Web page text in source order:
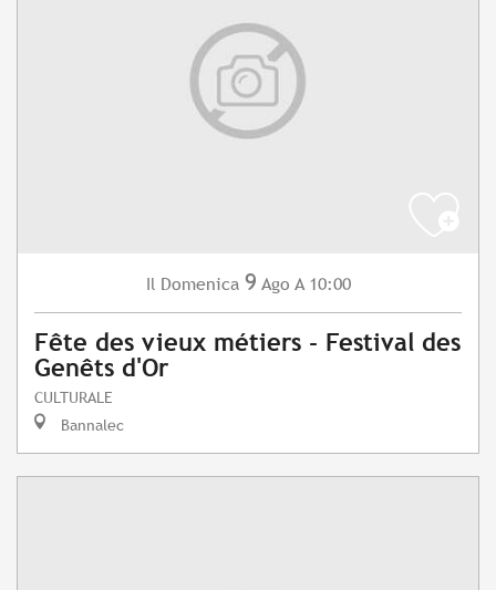
Il Domenica 9 Ago A 10:00
Fête des vieux métiers - Festival des
Genêts d'Or
CULTURALE
Bannalec